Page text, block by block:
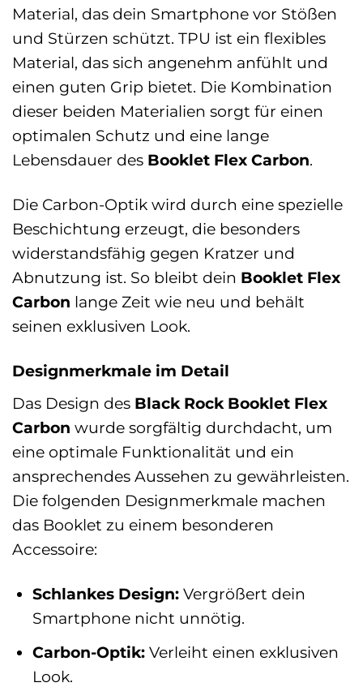
Material, das dein Smartphone vor Stößen
und Stürzen schützt. TPU ist ein flexibles
Material, das sich angenehm anfühlt und
einen guten Grip bietet. Die Kombination
dieser beiden Materialien sorgt für einen
optimalen Schutz und eine lange
Lebensdauer des Booklet Flex Carbon.
Die Carbon-Optik wird durch eine spezielle
Beschichtung erzeugt, die besonders
widerstandsfähig gegen Kratzer und
Abnutzung ist. So bleibt dein Booklet Flex
Carbon lange Zeit wie neu und behält
seinen exklusiven Look.
Designmerkmale im Detail
Das Design des Black Rock Booklet Flex
Carbon wurde sorgfältig durchdacht, um
eine optimale Funktionalität und ein
ansprechendes Aussehen zu gewährleisten.
Die folgenden Designmerkmale machen
das Booklet zu einem besonderen
Accessoire:
Schlankes Design: Vergrößert dein
Smartphone nicht unnötig.
Carbon-Optik: Verleiht einen exklusiven
Look.